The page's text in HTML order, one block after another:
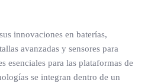
innovaciones en baterías,
avanzadas y sensores para
esenciales para las plataformas de
se integran dentro de un